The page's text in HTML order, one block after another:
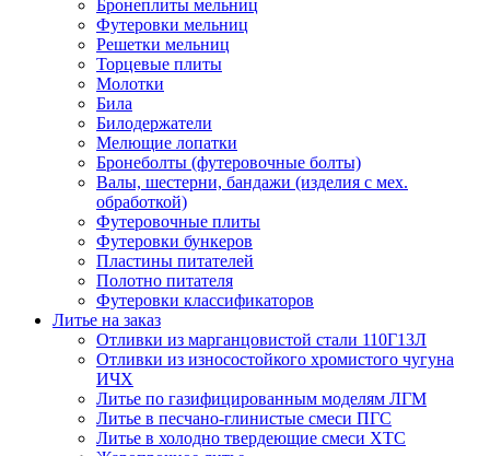
Бронеплиты мельниц
Футеровки мельниц
Решетки мельниц
Торцевые плиты
Молотки
Била
Билодержатели
Мелющие лопатки
Бронеболты (футеровочные болты)
Валы, шестерни, бандажи (изделия с мех.
обработкой)
Футеровочные плиты
Футеровки бункеров
Пластины питателей
Полотно питателя
Футеровки классификаторов
Литье на заказ
Отливки из марганцовистой стали 110Г13Л
Отливки из износостойкого хромистого чугуна
ИЧХ
Литье по газифицированным моделям ЛГМ
Литье в песчано-глинистые смеси ПГС
Литье в холодно твердеющие смеси ХТС